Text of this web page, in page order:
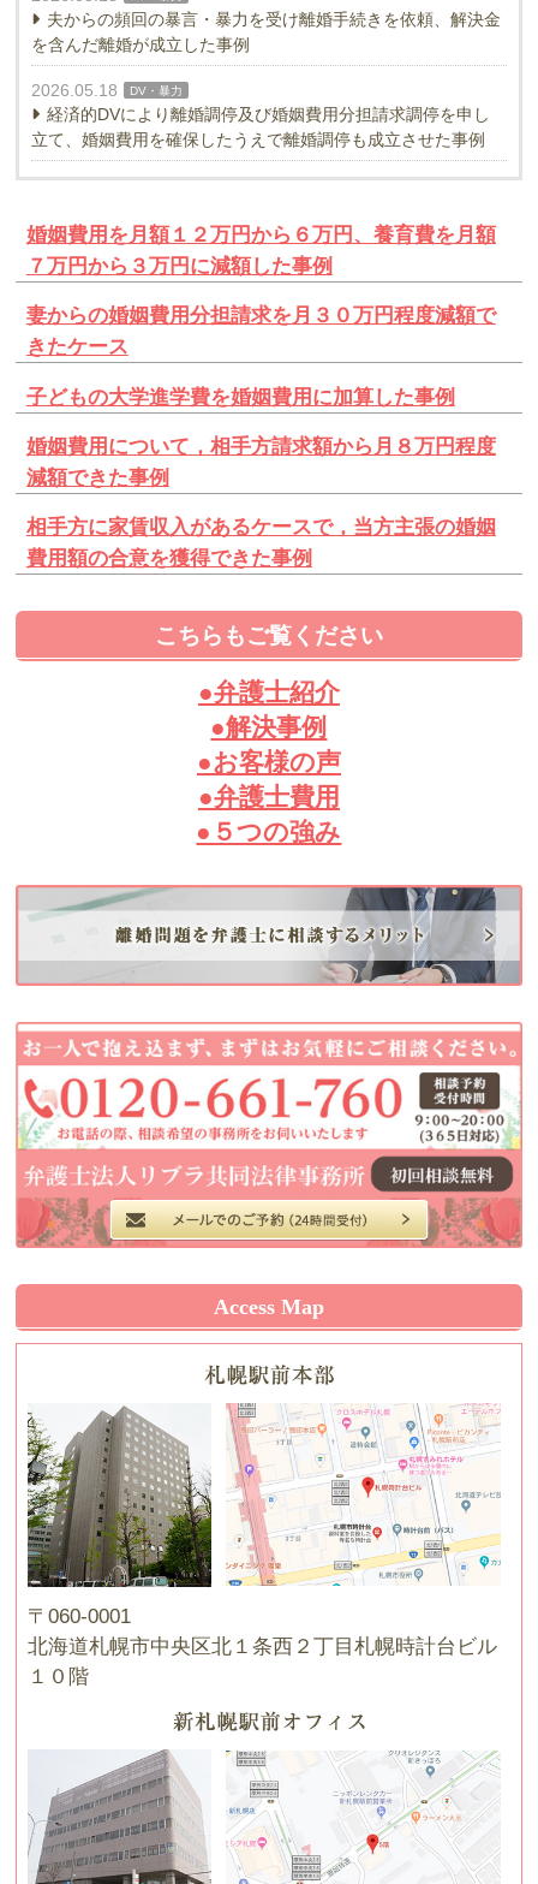
夫からの頻回の暴言・暴力を受け離婚手続きを依頼、解決金
を含んだ離婚が成立した事例
2026.05.18 DV・暴力
経済的DVにより離婚調停及び婚姻費用分担請求調停を申し
立て、婚姻費用を確保したうえで離婚調停も成立させた事例
婚姻費用を月額１２万円から６万円、養育費を月額
７万円から３万円に減額した事例
妻からの婚姻費用分担請求を月３０万円程度減額で
きたケース
子どもの大学進学費を婚姻費用に加算した事例
婚姻費用について，相手方請求額から月８万円程度
減額できた事例
相手方に家賃収入があるケースで，当方主張の婚姻
費用額の合意を獲得できた事例
こちらもご覧ください
●弁護士紹介
●解決事例
●お客様の声
●弁護士費用
●５つの強み
Access Map
〒060-0001
北海道札幌市中央区北１条西２丁目札幌時計台ビル
１０階